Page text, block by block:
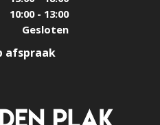
10:00 - 13:00
Gesloten
afspraak